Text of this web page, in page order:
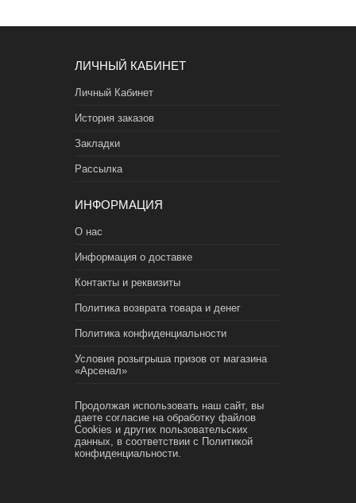
ЛИЧНЫЙ КАБИНЕТ
Личный Кабинет
История заказов
Закладки
Рассылка
ИНФОРМАЦИЯ
О нас
Информация о доставке
Контакты и реквизиты
Политика возврата товара и денег
Политика конфиденциальности
Условия розыгрыша призов от магазина
«Арсенал»
Продолжая использовать наш сайт, вы
даете согласие на обработку файлов
Cookies и других пользовательских
данных, в соответствии с Политикой
конфиденциальности.